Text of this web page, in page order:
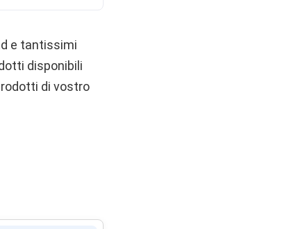
e tantissimi
disponibili
di vostro